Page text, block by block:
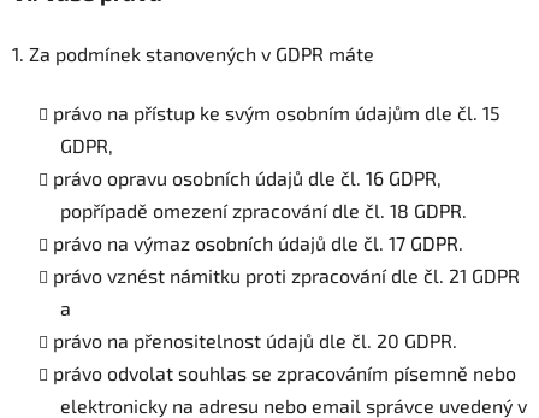
1. Za podmínek stanovených v GDPR máte
právo na přístup ke svým osobním údajům dle čl. 15
GDPR,
právo opravu osobních údajů dle čl. 16 GDPR,
popřípadě omezení zpracování dle čl. 18 GDPR.
právo na výmaz osobních údajů dle čl. 17 GDPR.
právo vznést námitku proti zpracování dle čl. 21 GDPR
a
právo na přenositelnost údajů dle čl. 20 GDPR.
právo odvolat souhlas se zpracováním písemně nebo
elektronicky na adresu nebo email správce uvedený v